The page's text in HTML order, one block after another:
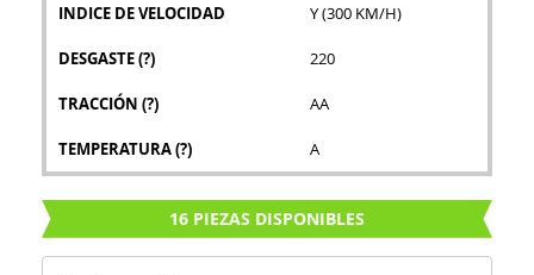
INDICE DE VELOCIDAD Y (300 KM/H)
DESGASTE(?) 220
TRACCIÓN (?) AA
TEMPERATURA(?) A
16 PIEZAS DISPONIBLES